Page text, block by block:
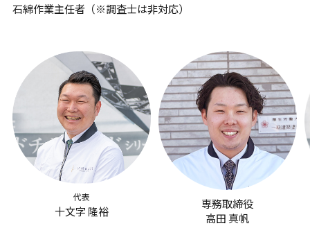
石綿作業主任者（※調査士は非対応）
代表
十文字 隆裕
専務取締役
高田 真帆